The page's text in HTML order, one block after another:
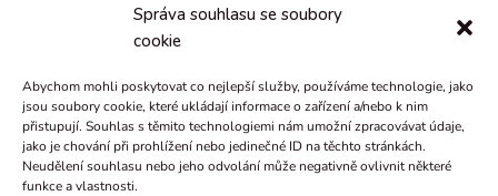
Správa souhlasu se soubory
cookie
Abychom mohli poskytovat co nejlepší služby, používáme technologie, jako
jsou soubory cookie, které ukládají informace o zařízení a/nebo k nim
přistupují. Souhlas s těmito technologiemi nám umožní zpracovávat údaje,
jako je chování při prohlížení nebo jedinečné ID na těchto stránkách.
Neudělení souhlasu nebo jeho odvolání může negativně ovlivnit některé
funkce a vlastnosti.
Reference
Co je nového
Seznamte se
Kariéra
Certifikáty a
prohlášení
Dokumentace
Podpora